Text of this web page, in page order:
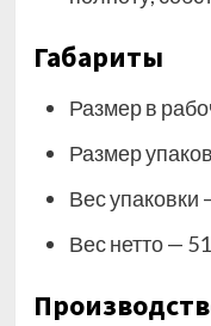
Габариты
Размер в
Размер
Вес упаковки
Вес нетто — 51